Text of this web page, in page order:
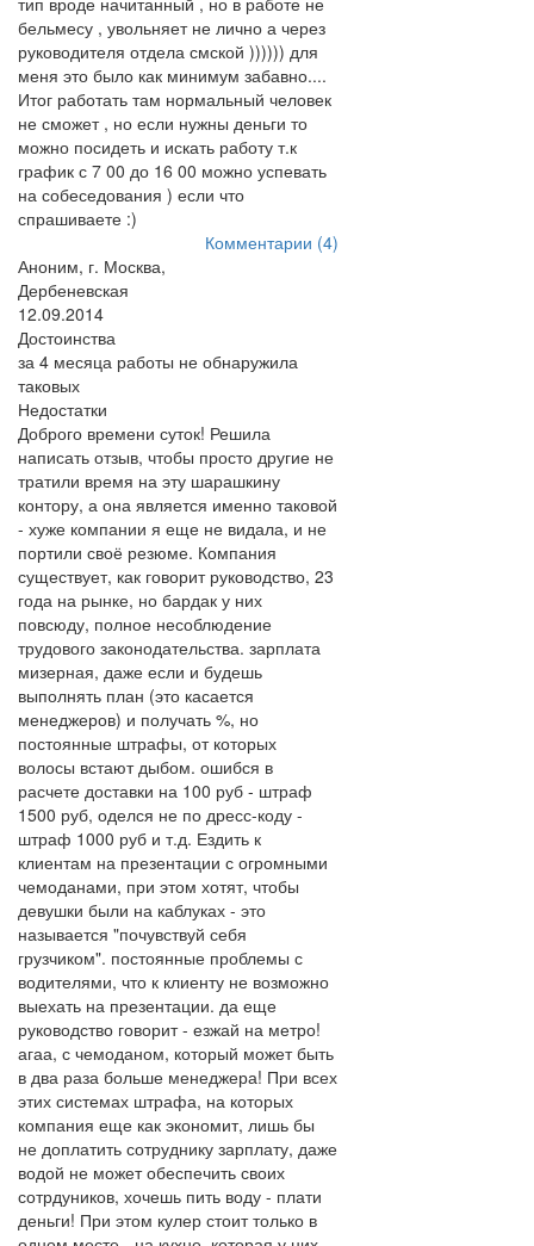
бельмесу , увольняет не лично а через
руководителя отдела смской )))))) для
меня это было как минимум забавно....
Итог работать там нормальный человек
не сможет , но если нужны деньги то
можно посидеть и искать работу т.к
график с 7 00 до 16 00 можно успевать
на собеседования ) если что
спрашиваете :)
Комментарии (4)
Аноним, г. Москва,
Дербеневская
12.09.2014
Достоинства
за 4 месяца работы не обнаружила
таковых
Недостатки
Доброго времени суток! Решила
написать отзыв, чтобы просто другие не
тратили время на эту шарашкину
контору, а она является именно таковой
- хуже компании я еще не видала, и не
портили своё резюме. Компания
существует, как говорит руководство, 23
года на рынке, но бардак у них
повсюду, полное несоблюдение
трудового законодательства. зарплата
мизерная, даже если и будешь
выполнять план (это касается
менеджеров) и получать %, но
постоянные штрафы, от которых
волосы встают дыбом. ошибся в
расчете доставки на 100 руб - штраф
1500 руб, оделся не по дресс-коду -
штраф 1000 руб и т.д. Ездить к
клиентам на презентации с огромными
чемоданами, при этом хотят, чтобы
девушки были на каблуках - это
называется "почувствуй себя
грузчиком". постоянные проблемы с
водителями, что к клиенту не возможно
выехать на презентации. да еще
руководство говорит - езжай на метро!
агаа, с чемоданом, который может быть
в два раза больше менеджера! При всех
этих системах штрафа, на которых
компания еще как экономит, лишь бы
не доплатить сотруднику зарплату, даже
водой не может обеспечить своих
сотрдуников, хочешь пить воду - плати
деньги! При этом кулер стоит только в